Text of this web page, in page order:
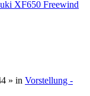
XF650 Freewind
» in Vorstellung -